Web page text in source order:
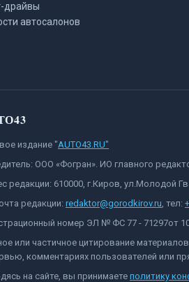
драйвы
автосалонов
издание "AUTO43.RU"
ООО «Фогран». ИО главного
редакции: 610000, г.Киров, ул.Молодой
редакции: redaktor@gorodkirov.ru, тел:
номер ЭЛ № ФС 77 - 71297от
или частичное цитирование
комментариях пользователей или
на сайте, вы принимаете политику